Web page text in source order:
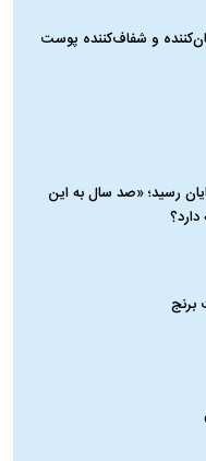
و شفاف‌کننده پوست
به پایان رسید؛ «صد سال به این
برنج